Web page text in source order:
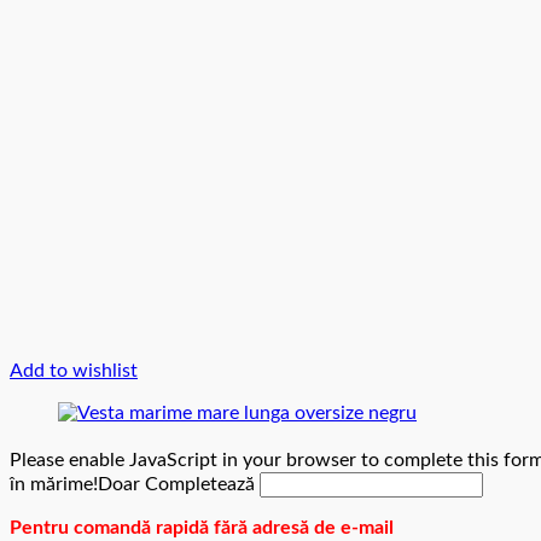
Add to wishlist
Please enable JavaScript in your browser to complete this
în mărime!Doar Completează
Pentru comandă rapidă fără adresă de e-mail